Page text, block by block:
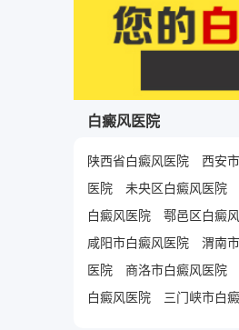
白癜风医院
陕西省白癜风医院 西安
医院
未央区白癜风医院
白癜风医院
鄠邑区白癜
咸阳市白癜风医院
渭南
医院
商洛市白癜风医院
白癜风医院
三门峡市白